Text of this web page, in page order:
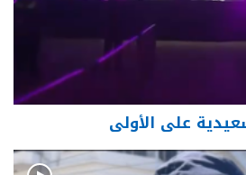
على الأولى